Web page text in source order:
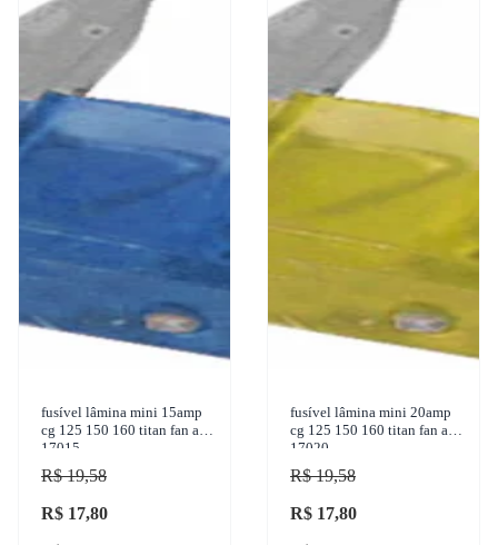
fusível lâmina mini 15amp
cg 125 150 160 titan fan ams
17015
R$ 19,58
R$ 17,80
fusível lâmina mini 20amp
cg 125 150 160 titan fan ams
17020
R$ 19,58
R$ 17,80